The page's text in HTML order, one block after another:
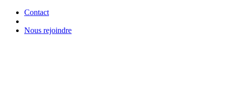
Contact
Nous rejoindre